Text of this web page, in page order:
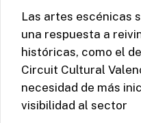
Las artes escénicas
una respuesta a
históricas, como el
Circuit Cultural
necesidad de más
visibilidad al sector